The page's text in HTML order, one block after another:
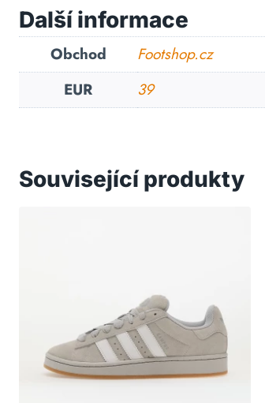
Další informace
Obchod
Footshop.cz
EUR
39
Související produkty